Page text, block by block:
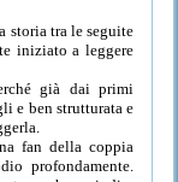
storia tra le seguite
iniziato a leggere
già dai primi
e ben strutturata e
fan della coppia
profondamente.